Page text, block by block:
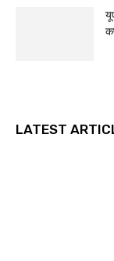
LATEST